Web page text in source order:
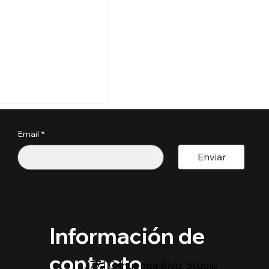
por estos
Email *
Enviar
Información de
contacto
3771 Cahuenga Blvd. Studio